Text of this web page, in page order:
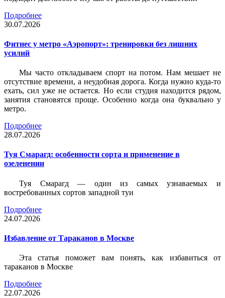
Подробнее
30.07.2026
Фитнес у метро «Аэропорт»: тренировки без лишних
усилий
Мы часто откладываем спорт на потом. Нам мешает не
отсутствие времени, а неудобная дорога. Когда нужно куда-то
ехать, сил уже не остается. Но если студия находится рядом,
занятия становятся проще. Особенно когда она буквально у
метро.
Подробнее
28.07.2026
Туя Смарагд: особенности сорта и применение в
озеленении
Туя Смарагд — один из самых узнаваемых и
востребованных сортов западной туи
Подробнее
24.07.2026
Избавление от Тараканов в Москве
Эта статья поможет вам понять, как избавиться от
тараканов в Москве
Подробнее
22.07.2026